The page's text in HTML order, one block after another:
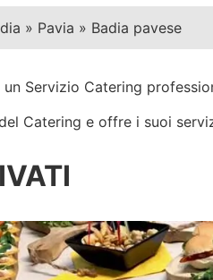
» Pavia » Badia pavese
Servizio Catering
Catering e offre i suoi